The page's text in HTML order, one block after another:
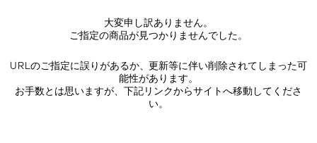
大変申し訳ありません。
ご指定の商品が見つかりませんでした。
URLのご指定に誤りがあるか、更新等に伴い削除されてしまった可
能性があります。
お手数とは思いますが、下記リンクからサイトへ移動してくださ
い。